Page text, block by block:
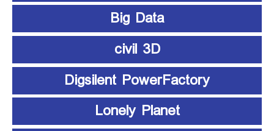
Big Data
civil 3D
Digsilent PowerFactory
Lonely Planet